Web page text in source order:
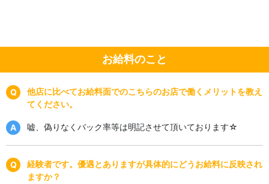
お給料のこと
他店に比べてお給料面でのこちらのお店で働くメリットを教え
てください。
嘘、偽りなくバック率等は明記させて頂いております☆
経験者です。優遇とありますが具体的にどうお給料に反映され
ますか？